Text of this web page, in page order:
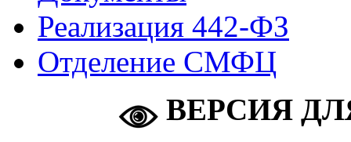
Реализация 442-ФЗ
Отделение СМФЦ
ВЕРСИЯ